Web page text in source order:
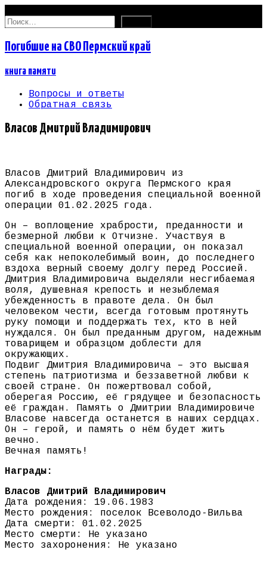
Найти:
Погибшие на СВО Пермский край
книга памяти
Вопросы и ответы
Обратная связь
Власов Дмитрий Владимирович
Власов Дмитрий Владимирович из
Александровского округа Пермского края
погиб в ходе проведения специальной военной
операции 01.02.2025 года.
Он – воплощение храбрости, преданности и
безмерной любви к Отчизне. Участвуя в
специальной военной операции, он показал
себя как непоколебимый воин, до последнего
вздоха верный своему долгу перед Россией.
Дмитрия Владимировича выделяли несгибаемая
воля, душевная крепость и незыблемая
убежденность в правоте дела. Он был
человеком чести, всегда готовым протянуть
руку помощи и поддержать тех, кто в ней
нуждался. Он был преданным другом, надежным
товарищем и образцом доблести для
окружающих.
Подвиг Дмитрия Владимировича – это высшая
степень патриотизма и беззаветной любви к
своей стране. Он пожертвовал собой,
оберегая Россию, её грядущее и безопасность
её граждан. Память о Дмитрии Владимировиче
Власове навсегда останется в наших сердцах.
Он – герой, и память о нём будет жить
вечно.
Вечная память!
Награды:
Власов Дмитрий Владимирович
Дата рождения: 19.06.1983
Место рождения: поселок Всеволодо-Вильва
Дата смерти: 01.02.2025
Место смерти: Не указано
Место захоронения: Не указано